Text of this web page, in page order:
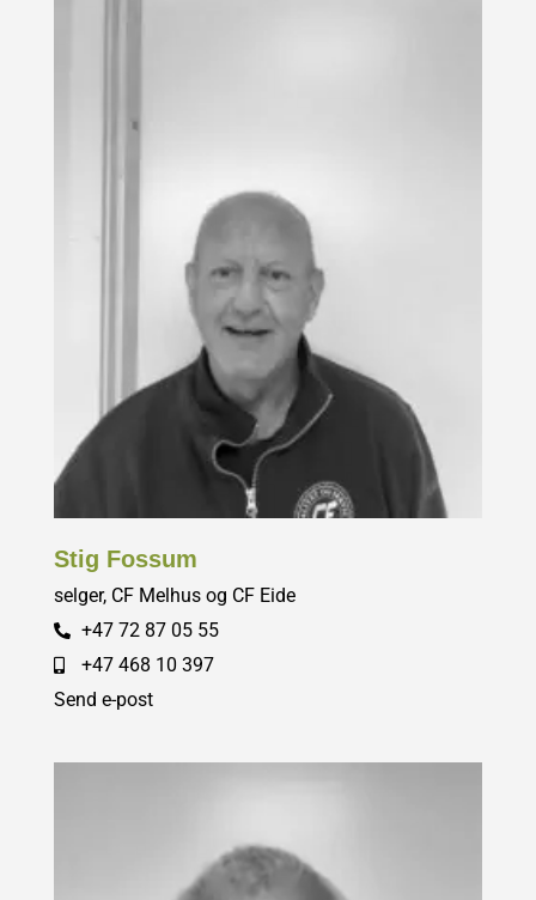
Stig Fossum
selger, CF Melhus og CF Eide
+47 72 87 05 55
+47 468 10 397
Send e-post